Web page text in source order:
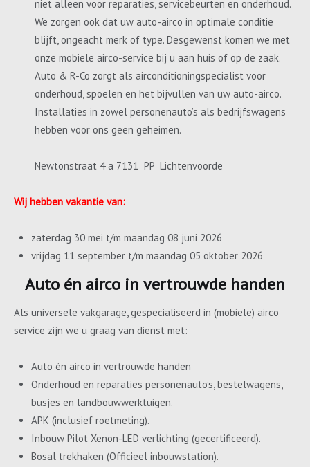
niet alleen voor reparaties, servicebeurten en onderhoud.
We zorgen ook dat uw auto-airco in optimale conditie
blijft, ongeacht merk of type. Desgewenst komen we met
onze mobiele airco-service bij u aan huis of op de zaak.
Auto & R-Co zorgt als airconditioningspecialist voor
onderhoud, spoelen en het bijvullen van uw auto-airco.
Installaties in zowel personenauto’s als bedrijfswagens
hebben voor ons geen geheimen.
Newtonstraat 4 a 7131 PP Lichtenvoorde
Wij hebben vakantie van:
zaterdag 30 mei t/m maandag 08 juni 2026
vrijdag 11 september t/m maandag 05 oktober 2026
Auto én airco in vertrouwde handen
Als universele vakgarage, gespecialiseerd in (mobiele) airco
service zijn we u graag van dienst met:
Auto én airco in vertrouwde handen
Onderhoud en reparaties personenauto’s, bestelwagens,
busjes en landbouwwerktuigen.
APK (inclusief roetmeting).
Inbouw Pilot Xenon-LED verlichting (gecertificeerd).
Bosal trekhaken (Officieel inbouwstation).